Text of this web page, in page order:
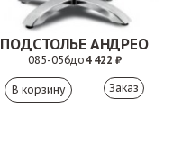
ПОДСТОЛЬЕ АНДРЕО
085-056до4 422 ₽
Заказ